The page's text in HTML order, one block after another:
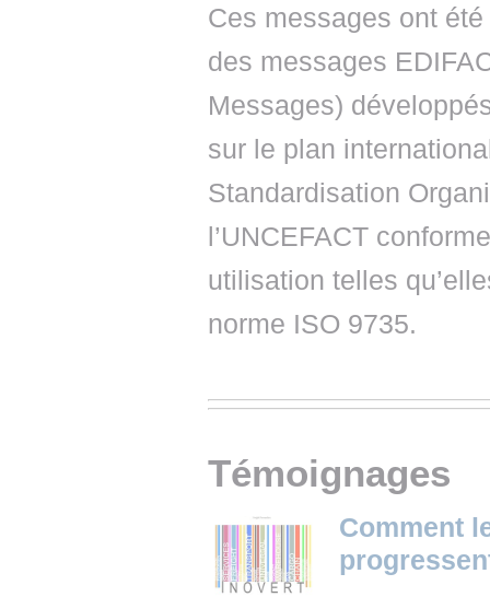
Ces messages ont
des messages
Messages)
sur le plan
Standardisation
l’UNCEFACT
utilisation telles
norme ISO 9735.
Témoignages
Comment